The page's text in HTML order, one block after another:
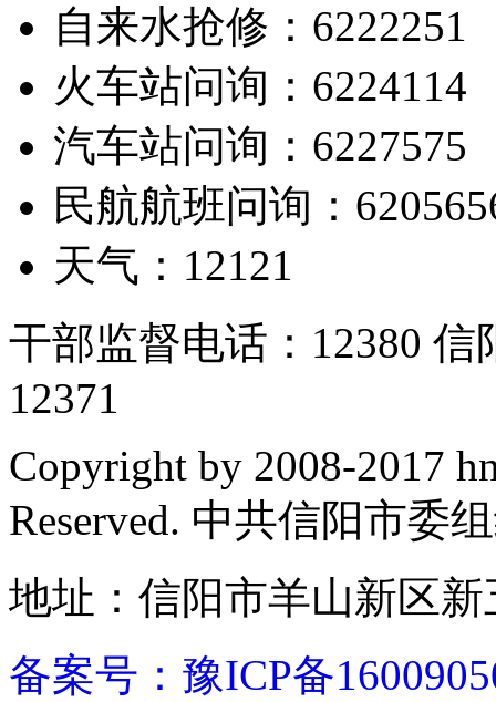
自来水抢修：6222251
火车站问询：6224114
汽车站问询：6227575
民航航班问询：
天气：12121
干部监督电话：12380
12371
Copyright by 2008-2017
Reserved. 中共信阳市委
地址：信阳市羊山新区
备案号：豫ICP备